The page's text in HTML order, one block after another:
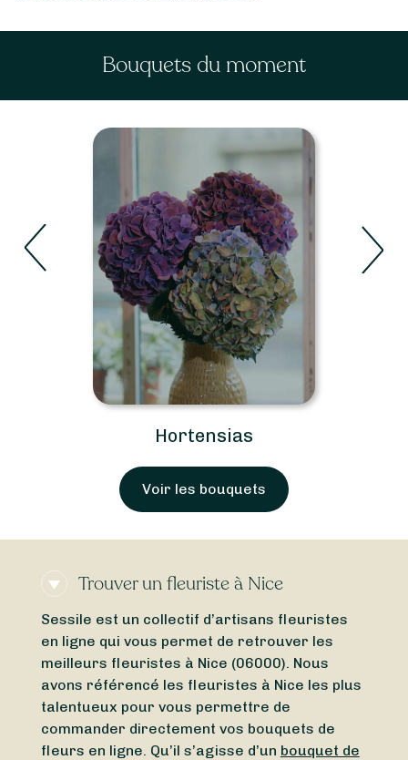
Bouquets du moment
Roses
Voir les bouquets
Trouver un fleuriste à Nice
Sessile est un collectif d’artisans fleuristes
en ligne qui vous permet de retrouver les
meilleurs fleuristes à Nice (06000). Nous
avons référencé les fleuristes à Nice les plus
talentueux pour vous permettre de
commander directement vos bouquets de
fleurs en ligne. Qu’il s’agisse d’un bouquet de